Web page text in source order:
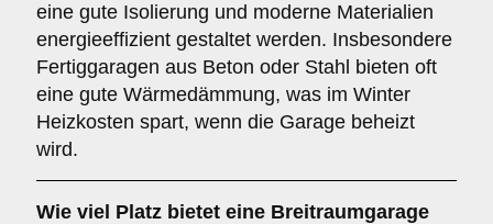
eine gute Isolierung und moderne Materialien
energieeffizient gestaltet werden. Insbesondere
Fertiggaragen aus Beton oder Stahl bieten oft
eine gute Wärmedämmung, was im Winter
Heizkosten spart, wenn die Garage beheizt
wird.
Wie viel Platz bietet eine Breitraumgarage